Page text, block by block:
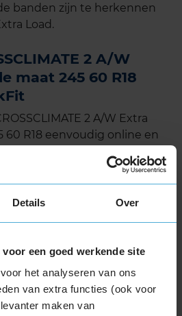
Details Over
een goed werkende site
het analyseren van ons
van extra functies (ook voor
maken van
banden zijn te herkennen
Load.
2 A/W
maat 245 60 R18
2 A/W Extra
60 R18 eenvoudig online en
CROSSCLIMATE 2 A/W